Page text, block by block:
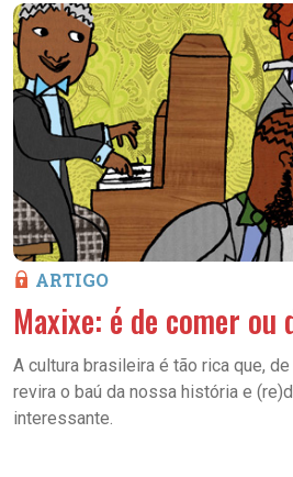
ARTIGO
Maxixe: é de comer ou
A cultura brasileira é tão rica que,
revira o baú da nossa história e
interessante.